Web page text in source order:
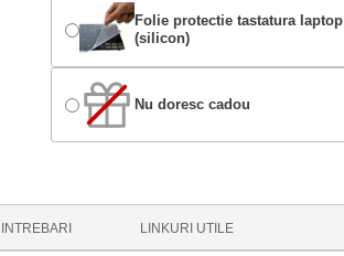
Folie protectie tastatura laptop
(silicon)
Nu doresc cadou
INTREBARI LINKURI UTILE